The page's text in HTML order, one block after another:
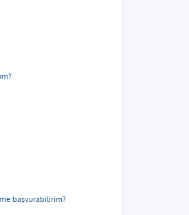
başvurabilirim?